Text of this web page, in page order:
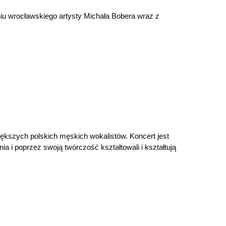
wrocławskiego artysty Michała Bobera wraz z
polskich męskich wokalistów. Koncert jest
i poprzez swoją twórczość kształtowali i kształtują